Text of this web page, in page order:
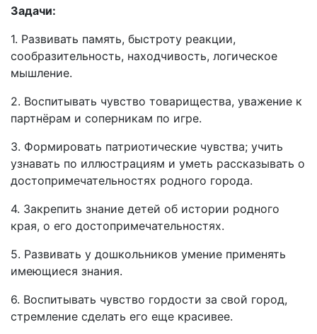
Задачи:
1. Развивать память, быстроту реакции,
сообразительность, находчивость, логическое
мышление.
2. Воспитывать чувство товарищества, уважение к
партнёрам и соперникам по игре.
3. Формировать патриотические чувства; учить
узнавать по иллюстрациям и уметь рассказывать о
достопримечательностях родного города.
4. Закрепить знание детей об истории родного
края, о его достопримечательностях.
5. Развивать у дошкольников умение применять
имеющиеся знания.
6. Воспитывать чувство гордости за свой город,
стремление сделать его еще красивее.